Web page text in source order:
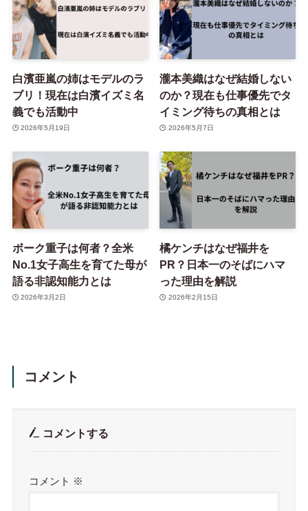
白濱亜嵐の姉はモデルのラ
ブリ！現在は白濱イズミ名
義でも活動中
2026年5月19日
瀧本美織はなぜ結婚しない
のか？現在も仕事優先でタ
イミング待ちの真相とは
2026年5月7日
ボーク重子は何者？全米
No.1女子高生を育てた母が
語る非認知能力とは
2026年3月2日
橘ケンチはなぜ福井を
PR？日本一のそばにハマ
った理由を解説
2026年2月15日
コメント
コメントする
コメント ※